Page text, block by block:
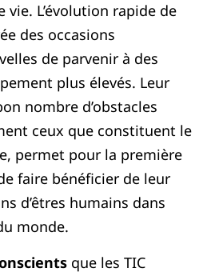
vie. L’évolution rapide de
des occasions
de parvenir à des
plus élevés. Leur
nombre d’obstacles
ceux que constituent le
permet pour la première
faire bénéficier de leur
d’êtres humains dans
monde.
que les TIC